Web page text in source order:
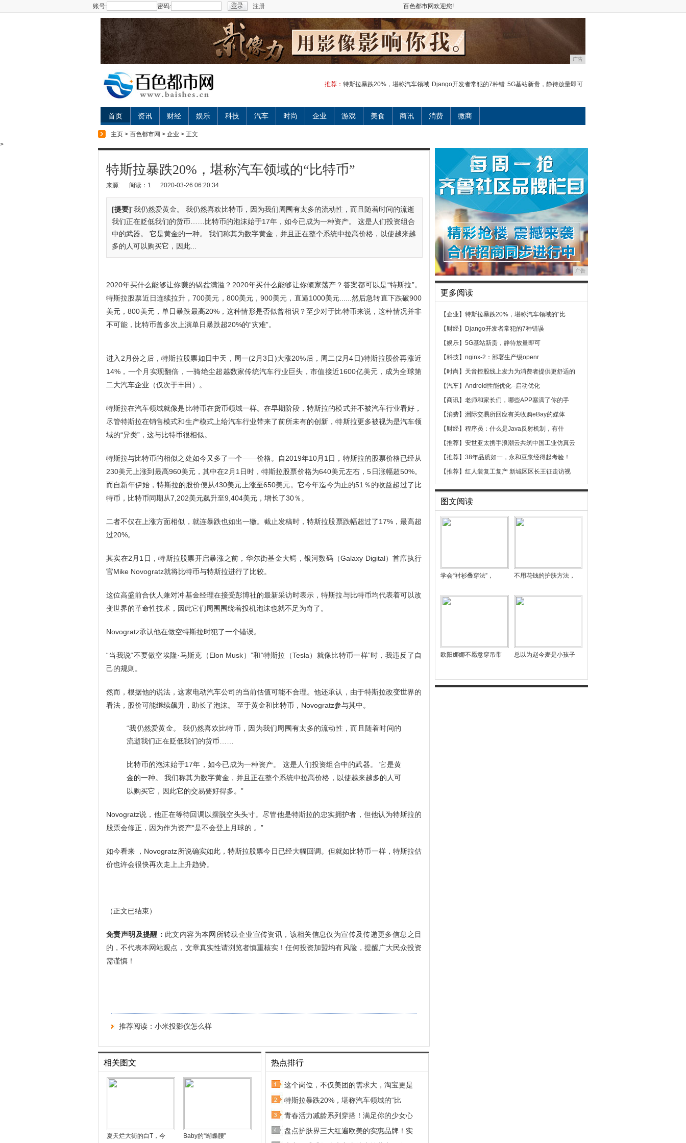
账号: 密码: 注册 百色都市网欢迎您!
广告
推荐： 特斯拉暴跌20%，堪称汽车领域 Django开发者常犯的7种错 5G基站新贵，静待放量即可
首页 资讯 财经 娱乐 科技 汽车 时尚 企业 游戏 美食 商讯 消费 微商
主页 > 百色都市网 > 企业 > 正文
>
特斯拉暴跌20%，堪称汽车领域的“比特币”
来源: 阅读：1 2020-03-26 06:20:34
[提要]“我仍然爱黄金。 我仍然喜欢比特币，因为我们周围有太多的流动性，而且随着时间的流逝
我们正在贬低我们的货币……比特币的泡沫始于17年，如今已成为一种资产。 这是人们投资组合
中的武器。 它是黄金的一种。 我们称其为数字黄金，并且正在整个系统中拉高价格，以使越来越
多的人可以购买它，因此...
2020年买什么能够让你赚的锅盆满溢？2020年买什么能够让你倾家荡产？答案都可以是“特斯拉”。
特斯拉股票近日连续拉升，700美元，800美元，900美元，直逼1000美元......然后急转直下跌破900
美元，800美元，单日暴跌最高20%，这种情形是否似曾相识？至少对于比特币来说，这种情况并非
不可能，比特币曾多次上演单日暴跌超20%的“灾难”。
进入2月份之后，特斯拉股票如日中天，周一(2月3日)大涨20%后，周二(2月4日)特斯拉股价再涨近
14%，一个月实现翻倍，一骑绝尘超越数家传统汽车行业巨头，市值接近1600亿美元，成为全球第
二大汽车企业（仅次于丰田）。
特斯拉在汽车领域就像是比特币在货币领域一样。在早期阶段，特斯拉的模式并不被汽车行业看好，
尽管特斯拉在销售模式和生产模式上给汽车行业带来了前所未有的创新，特斯拉更多被视为是汽车领
域的“异类”，这与比特币很相似。
特斯拉与比特币的相似之处如今又多了一个——价格。自2019年10月1日，特斯拉的股票价格已经从
230美元上涨到最高960美元，其中在2月1日时，特斯拉股票价格为640美元左右，5日涨幅超50%。
而自新年伊始，特斯拉的股价便从430美元上涨至650美元。它今年迄今为止的51％的收益超过了比
特币，比特币同期从7,202美元飙升至9,404美元，增长了30％。
二者不仅在上涨方面相似，就连暴跌也如出一辙。截止发稿时，特斯拉股票跌幅超过了17%，最高超
过20%。
其实在2月1日，特斯拉股票开启暴涨之前，华尔街基金大鳄，银河数码（Galaxy Digital）首席执行
官Mike Novogratz就将比特币与特斯拉进行了比较。
这位高盛前合伙人兼对冲基金经理在接受彭博社的最新采访时表示，特斯拉与比特币均代表着可以改
变世界的革命性技术，因此它们周围围绕着投机泡沫也就不足为奇了。
Novogratz承认他在做空特斯拉时犯了一个错误。
“当我说“不要做空埃隆·马斯克（Elon Musk）”和“特斯拉（Tesla）就像比特币一样”时，我违反了自
己的规则。
然而，根据他的说法，这家电动汽车公司的当前估值可能不合理。他还承认，由于特斯拉改变世界的
看法，股价可能继续飙升，助长了泡沫。 至于黄金和比特币，Novogratz参与其中。
“我仍然爱黄金。 我仍然喜欢比特币，因为我们周围有太多的流动性，而且随着时间的
流逝我们正在贬低我们的货币……
比特币的泡沫始于17年，如今已成为一种资产。 这是人们投资组合中的武器。 它是黄
金的一种。 我们称其为数字黄金，并且正在整个系统中拉高价格，以使越来越多的人可
以购买它，因此它的交易要好得多。”
Novogratz说，他正在等待回调以摆脱空头头寸。尽管他是特斯拉的忠实拥护者，但他认为特斯拉的
股票会修正，因为作为资产“是不会登上月球的 。”
如今看来 ，Novogratz所说确实如此，特斯拉股票今日已经大幅回调。但就如比特币一样，特斯拉估
价也许会很快再次走上上升趋势。
（正文已结束）
免责声明及提醒： 此文内容为本网所转载企业宣传资讯，该相关信息仅为宣传及传递更多信息之目
的，不代表本网站观点，文章真实性请浏览者慎重核实！任何投资加盟均有风险，提醒广大民众投资
需谨慎！
推荐阅读： 小米投影仪怎么样
相关图文
夏天烂大街的白T，今 Baby的“蝴蝶腰”
热点排行
这个岗位，不仅美团的需求大，淘宝更是
特斯拉暴跌20%，堪称汽车领域的“比
青春活力减龄系列穿搭！满足你的少女心
盘点护肤界三大红遍欧美的实惠品牌！实
广告
更多阅读
【企业】 特斯拉暴跌20%，堪称汽车领域的“比
【财经】
Django开发者常犯的7种错误
【娱乐】 5G基站新贵，静待放量即可
【科技】 nginx-2：部署生产级openr
【时尚】 天音控股线上发力为消费者提供更舒适的
【汽车】 Android性能优化--启动优化
【商讯】 老师和家长们，哪些APP塞满了你的手
【消费】 洲际交易所回应有关收购eBay的媒体
【财经】 程序员：什么是Java反射机制，有什
【推荐】 安世亚太携手浪潮云共筑中国工业仿真云
【推荐】 38年品质如一，永和豆浆经得起考验！
【推荐】 红人装复工复产 新城区区长王征走访视
图文阅读
学会“衬衫叠穿法”， 不用花钱的护肤方法，
欧阳娜娜不愿意穿吊带 总以为赵今麦是小孩子